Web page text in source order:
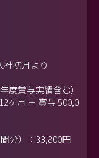
初月より
度賞与実績含む）
ヶ月 ＋ 賞与 500,0
分）：33,800円